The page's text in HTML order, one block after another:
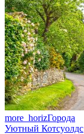
more_horizГорода
Уютный Котсуолдс